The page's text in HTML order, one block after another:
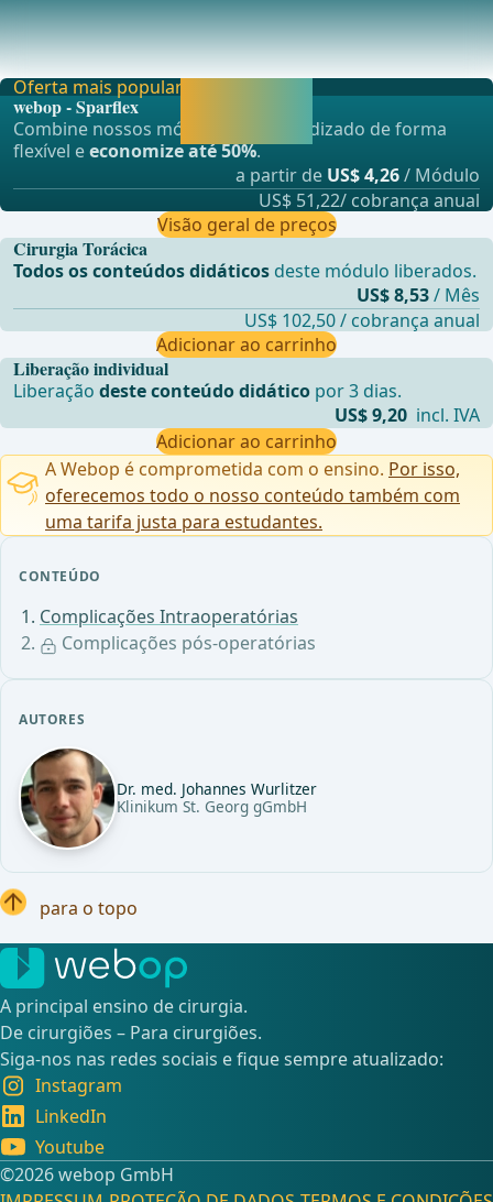
CONTEÚDO
Complicações Intraoperatórias
Complicações pós-operatórias
AUTORES
Dr. med. Johannes Wurlitzer
Klinikum St. Georg gGmbH
Arritmia card&#xED;aca (10-15%)Tor&#xE7;&#xE3;o de
lobo (0.1-0.3%)Em caso de suspeita, confirma&#xE
Liberação individual
Liberaçãodeste conteúdo didático por 3 dias.
US$ 9,20 incl. IVA
Adicionar ao carrinho
Oferta mais popular
webop - Sparflex
Combine nossos módulos de aprendizado de forma
flexível eeconomize até 50%.
a partir de US$ 4,26/ Módulo
US$ 51,22/ cobrança anual
Visão geral de preços
Cirurgia Torácica
Todos os conteúdos didáticos deste módulo liberados.
US$ 8,53/ Mês
US$ 102,50 / cobrança anual
Adicionar ao carrinho
A Webop é comprometida com o ensino. Por isso,
oferecemos todo o nosso conteúdo também com
uma tarifa justa para estudantes.
para o topo
A principal ensino de cirurgia.
De cirurgiões – Para cirurgiões.
Siga-nos nas redes sociais e fique sempre atualizado:
Instagram
LinkedIn
Youtube
©️2026 webop GmbH